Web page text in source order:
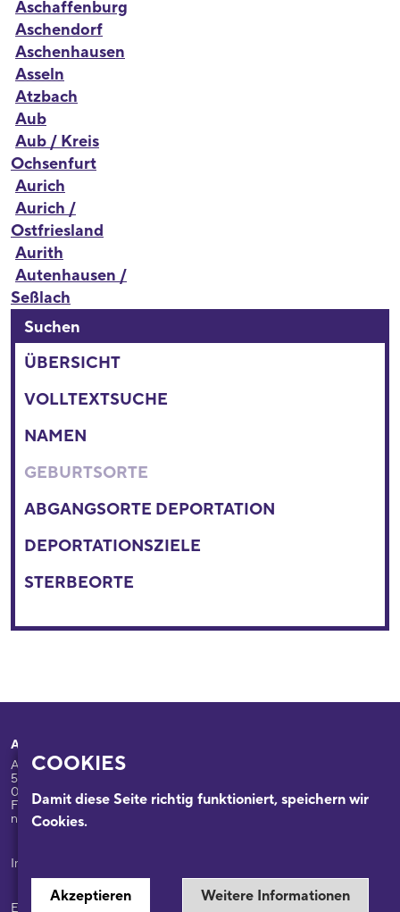
COOKIES
Damit diese Seite richtig funktioniert, speichern wir
Cookies.
Akzeptieren Weitere Informationen
Aschaffenburg
Aschendorf
Aschenhausen
Asseln
Atzbach
Aub
Aub / Kreis
Ochsenfurt
Aurich
Aurich /
Ostfriesland
Aurith
Autenhausen /
Seßlach
Suchen
ÜBERSICHT
VOLLTEXTSUCHE
NAMEN
GEBURTSORTE
ABGANGSORTE DEPORTATION
DEPORTATIONSZIELE
STERBEORTE
Adresse
Appellhofplatz 23-25
50667 Köln
0221/221-26332
Führungen: 0221/2212-6331
nsdok@stadt-koeln.de
Impressum / Datenschutz
Ein Museum der
Programm